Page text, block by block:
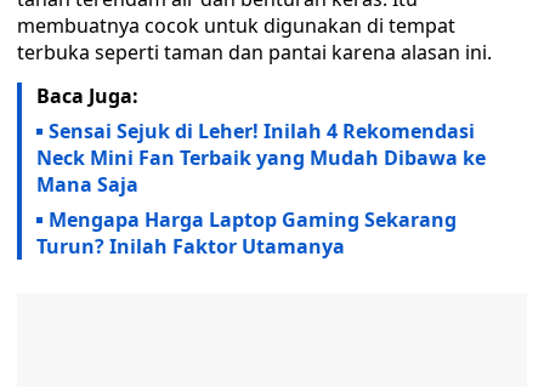
membuatnya cocok untuk digunakan di tempat
terbuka seperti taman dan pantai karena alasan ini.
Baca Juga:
Sensai Sejuk di Leher! Inilah 4 Rekomendasi
Neck Mini Fan Terbaik yang Mudah Dibawa ke
Mana Saja
Mengapa Harga Laptop Gaming Sekarang
Turun? Inilah Faktor Utamanya